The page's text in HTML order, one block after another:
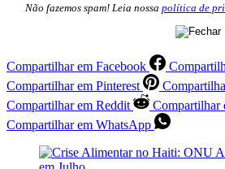
Não fazemos spam! Leia nossa política de
Compartilhar em Facebook
Compartilhar em Pinterest
Compartilhar em Reddit
Compartilhar
Compartilhar em WhatsApp